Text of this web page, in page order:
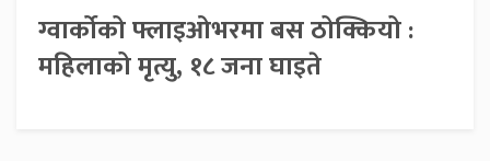
ग्वार्कोको फ्लाइओभरमा बस ठोक्कियो :
महिलाको मृत्यु, १८ जना घाइते